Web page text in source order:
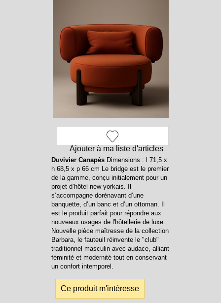
Ajouter à ma liste d'articles
Duvivier CanapésDimensions : l 71,5 x
h 68,5 x p 66 cm Le bridge est le premier
de la gamme, conçu initialement pour un
projet d’hôtel new-yorkais. Il
s’accompagne dorénavant d’une
banquette, d’un banc et d’un ottoman. Il
est le produit parfait pour répondre aux
nouveaux usages de l'hôtellerie de luxe.
Nouvelle pièce maîtresse de la collection
Barbara, le fauteuil réinvente le "club"
traditionnel masculin avec audace, alliant
féminité et modernité tout en conservant
un confort intemporel.
Ce produit m'intéresse